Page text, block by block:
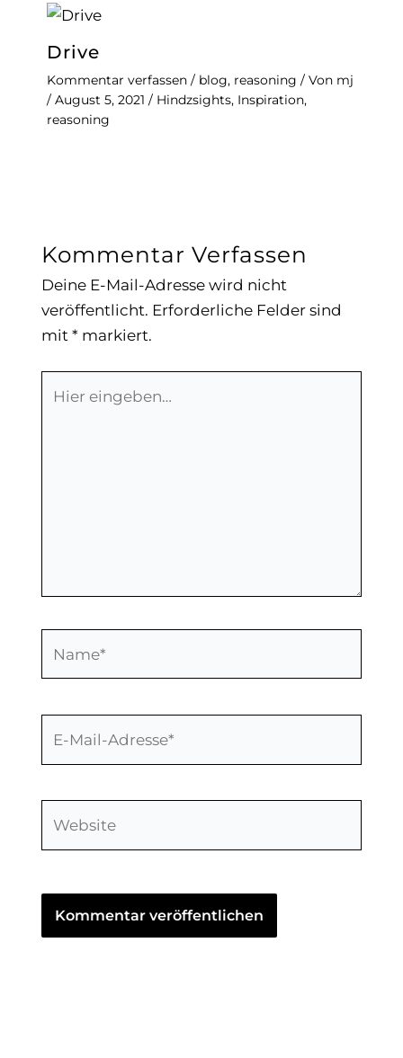
Drive
Kommentar verfassen / blog, reasoning / Von mj
/ August 5, 2021 / Hindzsights, Inspiration,
reasoning
Kommentar Verfassen
Deine E-Mail-Adresse wird nicht
veröffentlicht. Erforderliche Felder sind
mit * markiert.
eingeben…